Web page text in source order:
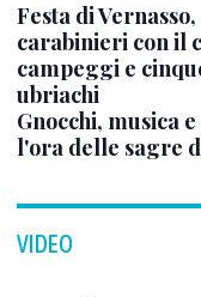
Festa di
carabinieri con il
campeggi e
ubriachi
Gnocchi, musica
l'ora delle sagre
VIDEO